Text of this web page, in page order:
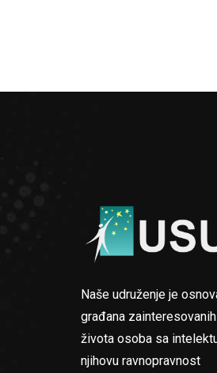
Naše udruženje je
građana
života osoba sa
njihovu ravnopravnost